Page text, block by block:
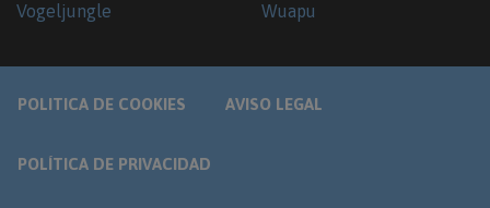
Vogeljungle
Wuapu
POLITICA DE COOKIES AVISO LEGAL
POLÍTICA DE PRIVACIDAD